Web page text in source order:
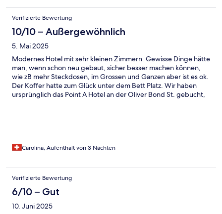
gebucht, daher haben wir am Vorabend ein Frühstück To Go
gebucht. 2 mal war kein Frühstück zur vereinbarten Zeit fertig
und wir mussten weiter zum Treffpunkt. Das Frühstück war gut
und die Hotelausstattung recht neu und ebenfalls gut!
Verifizierte Bewertung
10/10 – Außergewöhnlich
5. Mai 2025
Modernes Hotel mit sehr kleinen Zimmern. Gewisse Dinge hätte
man, wenn schon neu gebaut, sicher besser machen können,
wie zB mehr Steckdosen, im Grossen und Ganzen aber ist es ok.
Der Koffer hatte zum Glück unter dem Bett Platz. Wir haben
ursprünglich das Point A Hotel an der Oliver Bond St. gebucht,
wechseln, aber ich hatte bis zuletzt immer noch den Beleg für
kontinentales Frühstück wäre für 13 Euro pro Person möglich
gewesen.
Carolina, Aufenthalt von 3 Nächten
Verifizierte Bewertung
6/10 – Gut
10. Juni 2025